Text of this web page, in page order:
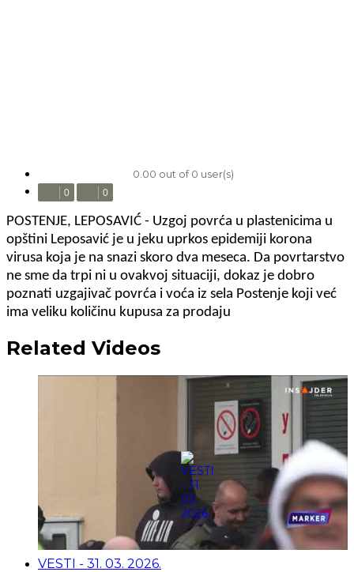
0.00 out of 0 user(s)
0 0
POSTENJE, LEPOSAVIĆ - Uzgoj povrća u plastenicima u
opštini Leposavić je u jeku uprkos epidemiji korona
virusa koja je na snazi skoro dva meseca. Da povrtarstvo
ne sme da trpi ni u ovakvoj situaciji, dokaz je dobro
poznati uzgajivač povrća i voća iz sela Postenje koji već
ima veliku količinu kupusa za prodaju
Related Videos
VESTI - 31. 03. 2026.